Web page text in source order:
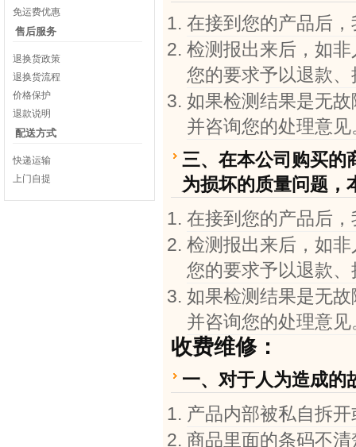
免运费优惠
售后服务
退换货政策
退换货流程
价格保护
退款说明
配送方式
快递运输
上门自提
在接到您的产品后
检测报出来后，如
您的要求予以退款
如果检测结果是无
并咨询您的处理意见
三、在本公司购买的
为损坏的质量问题，
在接到您的产品后
检测报出来后，如
您的要求予以退款
如果检测结果是无
并咨询您的处理意见
收费维修：
一、对于人为造成的
产品内部被私自拆
商品里面的条码不